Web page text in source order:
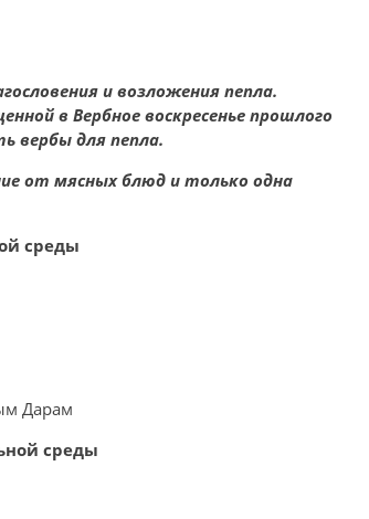
и возложения пепла.
в Вербное воскресенье прошлого
вербы для пепла.
от мясных блюд и только одна
среды
Дарам
среды